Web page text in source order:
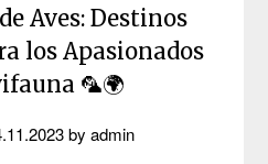
Aves: Destinos
los Apasionados
🦜🌍
by admin